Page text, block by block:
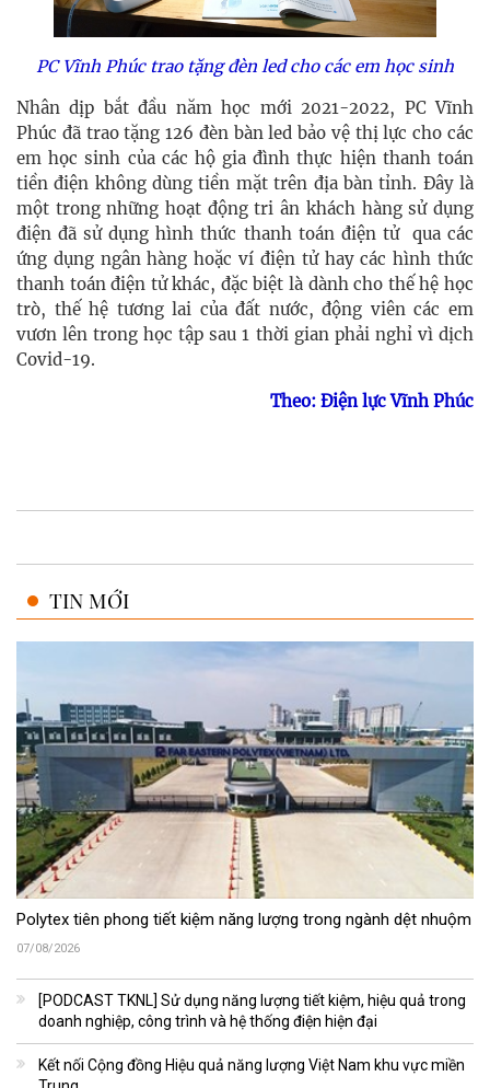
PC Vĩnh Phúc trao tặng đèn led cho các em học sinh
Nhân dịp bắt đầu năm học mới 2021-2022, PC Vĩnh
Phúc đã trao tặng 126 đèn bàn led bảo vệ thị lực cho các
em học sinh của các hộ gia đình thực hiện thanh toán
tiền điện không dùng tiền mặt trên địa bàn tỉnh. Đây là
một trong những hoạt động tri ân khách hàng sử dụng
điện đã sử dụng hình thức thanh toán điện tử qua các
ứng dụng ngân hàng hoặc ví điện tử hay các hình thức
thanh toán điện tử khác, đặc biệt là dành cho thế hệ học
trò, thế hệ tương lai của đất nước, động viên các em
vươn lên trong học tập sau 1 thời gian phải nghỉ vì dịch
Covid-19.
Theo: Điện lực Vĩnh Phúc
TIN MỚI
Polytex tiên phong tiết kiệm năng lượng trong ngành dệt nhuộm
07/08/2026
[PODCAST TKNL] Sử dụng năng lượng tiết kiệm, hiệu quả trong
doanh nghiệp, công trình và hệ thống điện hiện đại
Kết nối Cộng đồng Hiệu quả năng lượng Việt Nam khu vực miền